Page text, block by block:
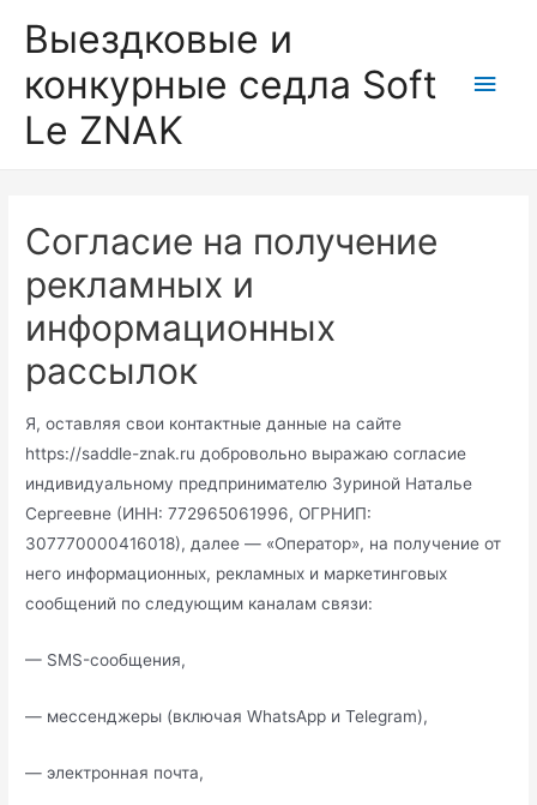
содержимому
Выездковые и
конкурные седла Soft
Le ZNAK
Согласие на получение
рекламных и
информационных
рассылок
Я, оставляя свои контактные данные на сайте
https://saddle-znak.ru добровольно выражаю согласие
индивидуальному предпринимателю Зуриной Наталье
Сергеевне (ИНН: 772965061996, ОГРНИП:
307770000416018), далее — «Оператор», на получение от
него информационных, рекламных и маркетинговых
сообщений по следующим каналам связи:
— SMS-сообщения,
— мессенджеры (включая WhatsApp и Telegram),
— электронная почта,